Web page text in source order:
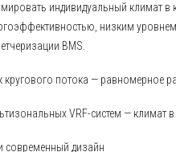
индивидуальный климат в
низким
BMS.
кругового потока — равномерное
VRF-систем — климат
современный дизайн